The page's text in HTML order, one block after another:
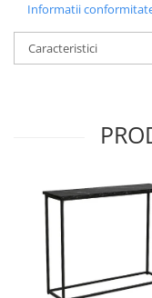
Informatii
Caracteristici